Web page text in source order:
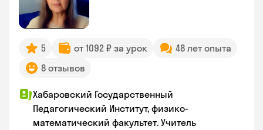
5 от 1092 ₽ за урок
48 лет опыта
8 отзывов
Хабаровский Государственный
Педагогический Институт, физико-
математический факультет. Учитель